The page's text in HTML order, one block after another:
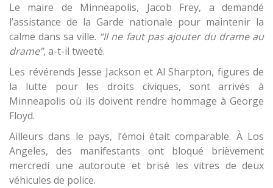
Le maire de Minneapolis, Jacob Frey, a demandé
l’assistance de la Garde nationale pour maintenir la
calme dans sa ville. “Il ne faut pas ajouter du drame au
drame”, a-t-il tweeté.
Les révérends Jesse Jackson et Al Sharpton, figures de
la lutte pour les droits civiques, sont arrivés à
Minneapolis où ils doivent rendre hommage à George
Floyd.
Ailleurs dans le pays, l’émoi était comparable. À Los
Angeles, des manifestants ont bloqué brièvement
mercredi une autoroute et brisé les vitres de deux
véhicules de police.